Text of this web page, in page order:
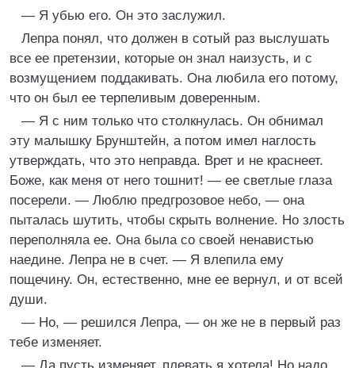
— Я убью его. Он это заслужил.
Лепра понял, что должен в сотый раз выслушать
все ее претензии, которые он знал наизусть, и с
возмущением поддакивать. Она любила его потому,
что он был ее терпеливым доверенным.
— Я с ним только что столкнулась. Он обнимал
эту малышку Брунштейн, а потом имел наглость
утверждать, что это неправда. Врет и не краснеет.
Боже, как меня от него тошнит! — ее светлые глаза
посерели. — Люблю предгрозовое небо, — она
пыталась шутить, чтобы скрыть волнение. Но злость
переполняла ее. Она была со своей ненавистью
наедине. Лепра не в счет. — Я влепила ему
пощечину. Он, естественно, мне ее вернул, и от всей
души.
— Но, — решился Лепра, — он же не в первый раз
тебе изменяет.